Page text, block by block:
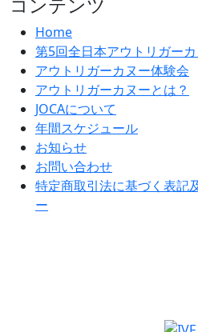
Home
第5回全日本アウトリガー
アウトリガーカヌー体験会
アウトリガーカヌーとは？
JOCAについて
年間スケジュール
お知らせ
お問い合わせ
特定商取引法に基づく表記
ー